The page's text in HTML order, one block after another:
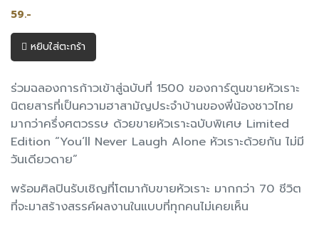
59.-
หยิบใส่ตะกร้า
ร่วมฉลองการก้าวเข้าสู่ฉบับที่ 1500 ของการ์ตูนขายหัวเราะ
นิตยสารที่เป็นความฮาสามัญประจำบ้านของพี่น้องชาวไทย
มากว่าครึ่งศตวรรษ ด้วยขายหัวเราะฉบับพิเศษ Limited
Edition “You’ll Never Laugh Alone หัวเราะด้วยกัน ไม่มี
วันเดียวดาย”
พร้อมศิลปินรับเชิญที่โตมากับขายหัวเราะ มากกว่า 70 ชีวิต
ที่จะมาสร้างสรรค์ผลงานในแบบที่ทุกคนไม่เคยเห็น